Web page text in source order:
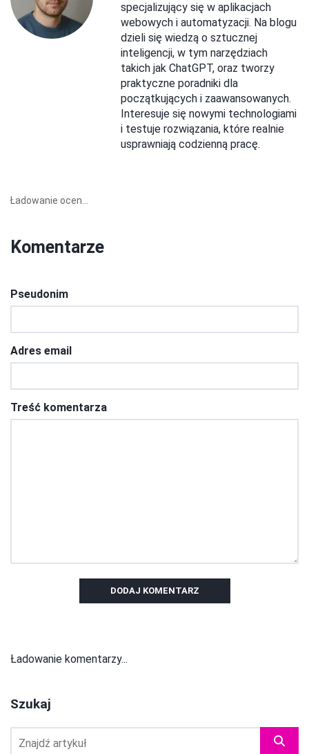
specjalizujący się w aplikacjach
webowych i automatyzacji. Na blogu
dzieli się wiedzą o sztucznej
inteligencji, w tym narzędziach
takich jak ChatGPT, oraz tworzy
praktyczne poradniki dla
początkujących i zaawansowanych.
Interesuje się nowymi technologiami
i testuje rozwiązania, które realnie
usprawniają codzienną pracę.
Ładowanie ocen...
Komentarze
Pseudonim
Adres email
Treść komentarza
DODAJ KOMENTARZ
Ładowanie komentarzy...
Szukaj